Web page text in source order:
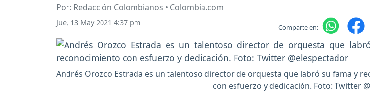
Por: Redacción Colombianos • Colombia.com
Jue, 13 May 2021 4:37 pm Comparte en:
Andrés Orozco Estrada es un talentoso director de orquesta que labró su fama y
con esfuerzo y dedicación. Foto: Twitter